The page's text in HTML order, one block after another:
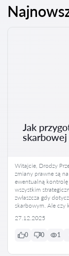
Jak
skarbowej
Witajcie, Drodzy
zmiany prawne są
ewentualną
wszystkim
zwłaszcza gdy
skarbowym. Ale czy
27.12.2025
0 0 1